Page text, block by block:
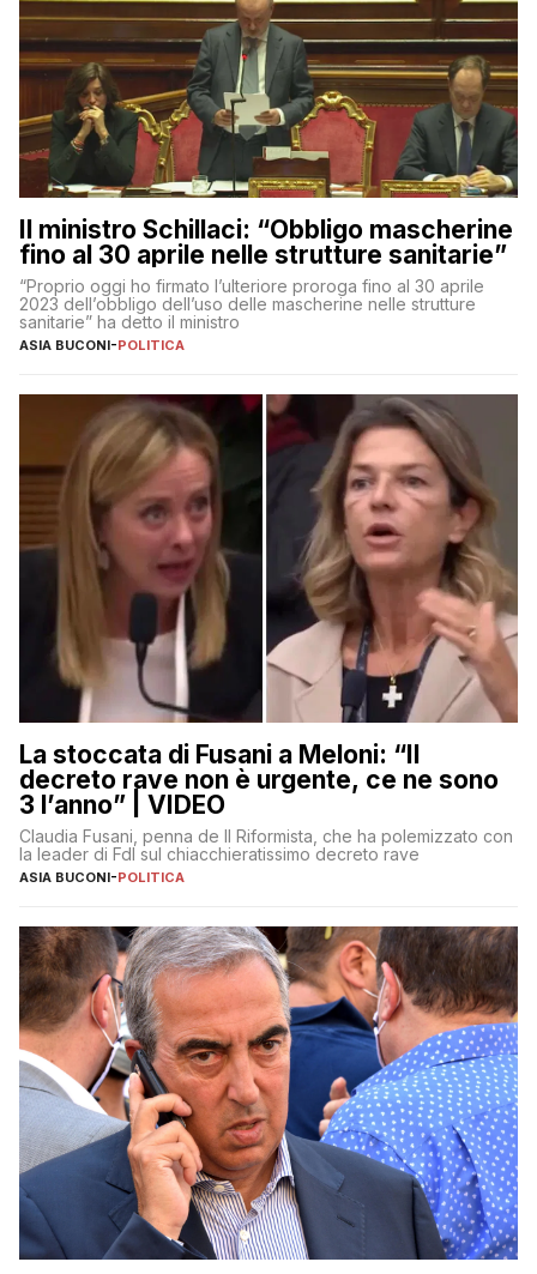
Il ministro Schillaci: “Obbligo mascherine
fino al 30 aprile nelle strutture sanitarie”
“Proprio oggi ho firmato l’ulteriore proroga fino al 30 aprile
2023 dell’obbligo dell’uso delle mascherine nelle strutture
sanitarie” ha detto il ministro
ASIA BUCONI-POLITICA
La stoccata di Fusani a Meloni: “Il
decreto rave non è urgente, ce ne sono
3 l’anno” | VIDEO
Claudia Fusani, penna de Il Riformista, che ha polemizzato con
la leader di FdI sul chiacchieratissimo decreto rave
ASIA BUCONI-POLITICA